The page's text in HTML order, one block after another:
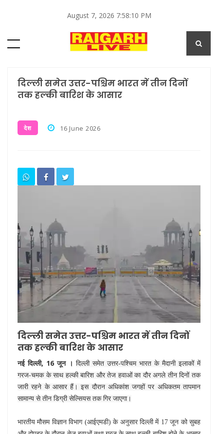
August 7, 2026 7:58:10 PM
दिल्ली समेत उत्तर-पश्चिम भारत में तीन दिनों
तक हल्की बारिश के आसार
देश 16 June 2026
दिल्ली समेत उत्तर-पश्चिम भारत में तीन दिनों
तक हल्की बारिश के आसार
नई दिल्ली, 16 जून । दिल्ली समेत उत्तर-पश्चिम भारत के मैदानी इलाकों में
गरज-चमक के साथ हल्की बारिश और तेज हवाओं का दौर अगले तीन दिनों तक
जारी रहने के आसार हैं। इस दौरान अधिकांश जगहों पर अधिकतम तापमान
सामान्य से तीन डिग्री सेल्सियस तक गिर जाएगा।
भारतीय मौसम विज्ञान विभाग (आईएमडी) के अनुसार दिल्ली में 17 जून को सुबह